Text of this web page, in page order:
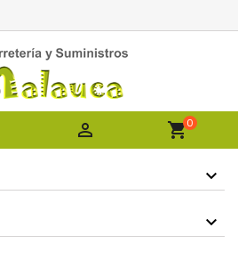
 shopping_cart0